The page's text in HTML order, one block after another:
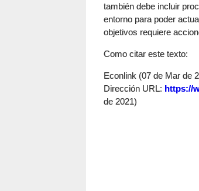
también debe incluir
entorno para poder
objetivos requiere
Como citar este texto:
Econlink (07 de Mar de
Dirección URL: https://
de 2021)